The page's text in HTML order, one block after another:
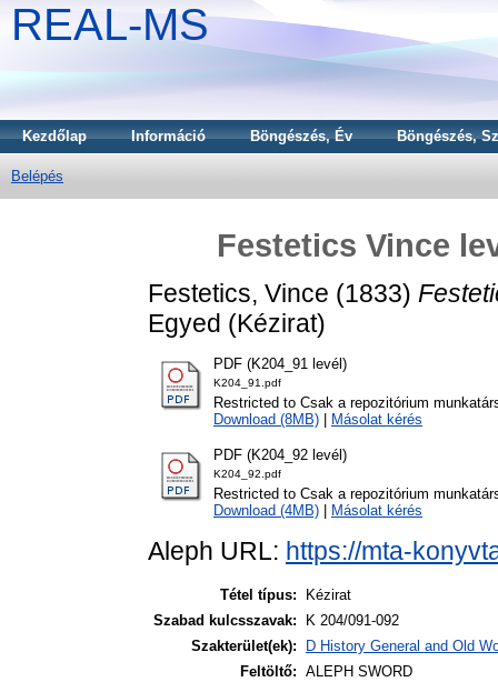
REAL-MS
Kezdőlap Információ Böngészés, Év Böngészés,
Belépés
Festetics Vince
Festetics, Vince (1833)
Egyed (Kézirat)
PDF (K204_91 levél)
K204_91.pdf
Restricted to Csak a repozitórium
Download (8MB)
Másolat kérés
PDF (K204_92 levél)
K204_92.pdf
Restricted to Csak a repozitórium
Download (4MB)
Másolat kérés
Aleph URL: https://mta-
Tétel típus:
Kézirat
Szabad kulcsszavak:
K 204/091-092
Szakterület(ek):
D History General and Old
Feltöltő: ALEPH SWORD